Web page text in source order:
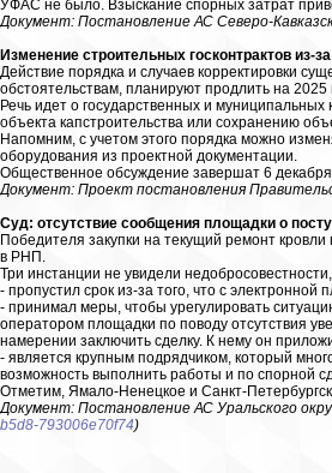
УФАС не было. Взыскание спорных затрат
Документ: Постановление АС Северо-
Изменение строительных госконтрактов
Действие порядка и случаев корректировки
обстоятельствам, планируют продлить на 2025
Речь идет о государственных и муниципальных
объекта капстроительства или сохранению
Напомним, с учетом этого порядка можно
оборудования из проектной документации.
Общественное обсуждение завершат 6
Документ: Проект постановления
Суд: отсутствие сообщения площадки о
Победителя закупки на текущий ремонт
в РНП.
Три инстанции не увидели
- пропустил срок из-за того, что с
- принимал меры, чтобы урегулировать
оператором площадки по поводу отсутствия
намерении заключить сделку. К нему он
- является крупным подрядчиком, который
возможность выполнить работы и по спорной
Отметим, Ямало-Ненецкое и Санкт-
Документ: Постановление АС Уральского
b5d8-793006e70f74)